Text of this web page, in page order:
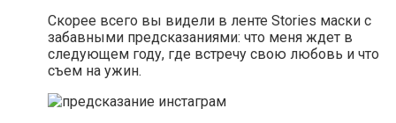
Скорее всего вы видели в ленте Stories маски с
забавными предсказаниями: что меня ждет в
следующем году, где встречу свою любовь и что
съем на ужин.